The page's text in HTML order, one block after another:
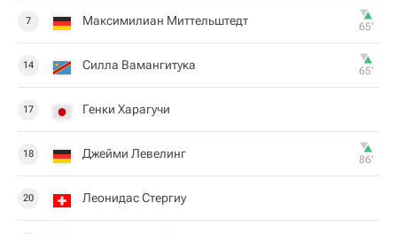
7 Максимилиан Миттельштедт 65‎’‎
14 Силла Вамангитука 65‎’‎
17 Генки Харагучи
18 Джейми Левелинг 86‎’‎
20 Леонидас Стергиу